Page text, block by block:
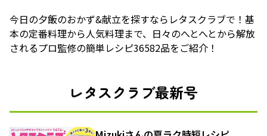
今日の夕飯のおかず&献立を探すならレタスクラブで！基
本の定番料理から人気料理まで、日々のへとへとから解放
されるプロ監修の簡単レシピ36582品をご紹介！
レタスクラブ最新号